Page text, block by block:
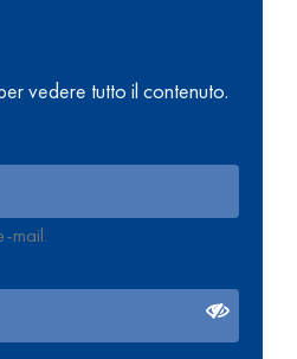
vedere tutto il contenuto.
mail.